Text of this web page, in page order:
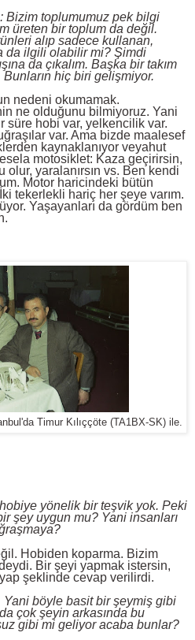
Bizim toplumumuz pek bilgi
üreten bir toplum da değil.
alıp sadece kullanan,
da ilgili olabilir mi? Şimdi
da çıkalım. Başka bir takım
hiç biri gelişmiyor.
nedeni okumamak.
ne olduğunu bilmiyoruz. Yani
süre hobi var, yelkencilik var.
var. Ama bizde maalesef
kaynaklanıyor veyahut
motosiklet: Kaza geçirirsin,
yaralanırsın vs. Ben kendi
Motor haricindeki bütün
tekerlekli hariç her şeye varım.
Yaşayanları da gördüm ben
Timur Kılıççöte (TA1BX-SK) ile.
yönelik bir teşvik yok. Peki
şey uygun mu? Yani insanları
Hobiden koparma. Bizim
Bir şeyi yapmak istersin,
şeklinde cevap verilirdi.
böyle basit bir şeymiş gibi
çok şeyin arkasında bu
gibi mi geliyor acaba bunlar?